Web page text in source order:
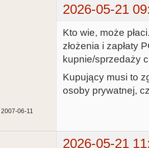
2026-05-21
2007-06-11
Kto wie, może
złożenia i zapłaty
kupnie/sprzedaży
Kupujący musi to
osoby prywatnej,
2026-05-21